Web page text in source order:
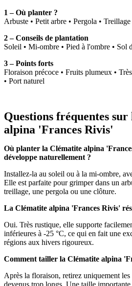
1 – Où planter ?
Arbuste • Petit arbre • Pergola •
2 – Conseils de plantation
Soleil • Mi-ombre • Pied à l'ombre • Sol
3 – Points forts
Floraison précoce • Fruits plumeux •
• Port naturel
Questions fréquentes
alpina 'Frances Rivis'
Où planter la Clématite alpina
développe naturellement ?
Installez-la au soleil ou à la mi-ombre,
Elle est parfaite pour grimper dans un
treillage, une pergola ou une clôture.
La Clématite alpina 'Frances Rivis'
Oui. Très rustique, elle supporte
inférieures à -25 °C, ce qui en fait une
régions aux hivers rigoureux.
Comment tailler la Clématite alpina
Après la floraison, retirez uniquement les
devenus trop longs. Une taille